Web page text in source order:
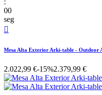
:
00
seg

Mesa Alta Exterior Arki-table - Outdoor
2.022,99 €-15%2.379,99 €